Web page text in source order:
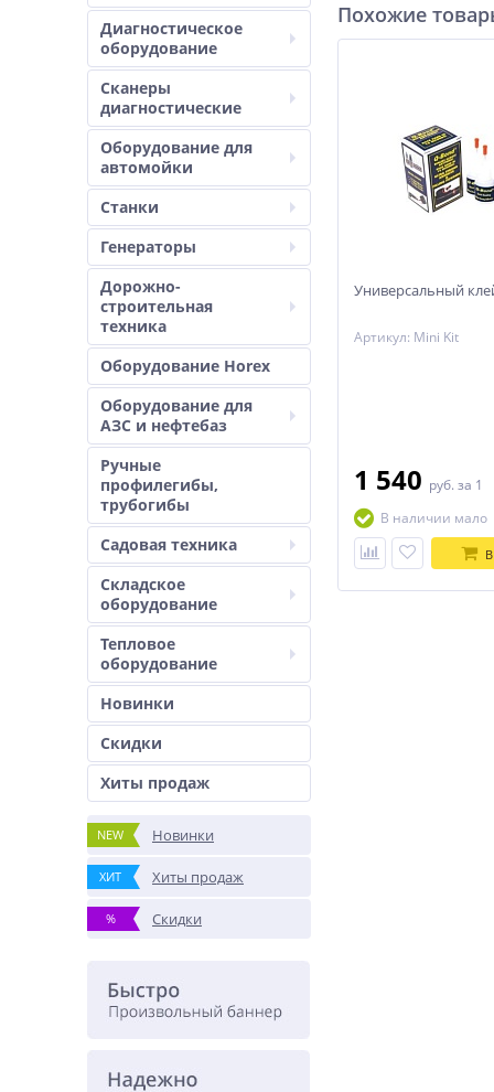
Диагностическое
оборудование
Сканеры
диагностические
Оборудование для
автомойки
Станки
Генераторы
Дорожно-
строительная
техника
Оборудование Horex
Оборудование для
АЗС и нефтебаз
Ручные
профилегибы,
трубогибы
Садовая техника
Складское
оборудование
Тепловое
оборудование
Новинки
Скидки
Хиты продаж
NEW Новинки
ХИТ Хиты продаж
% Скидки
Похожие
Универсальный
Артикул: Mini Kit
1 540 руб. за 1
В наличии мало